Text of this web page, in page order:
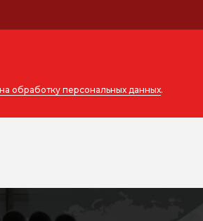
обработку персональных данных.